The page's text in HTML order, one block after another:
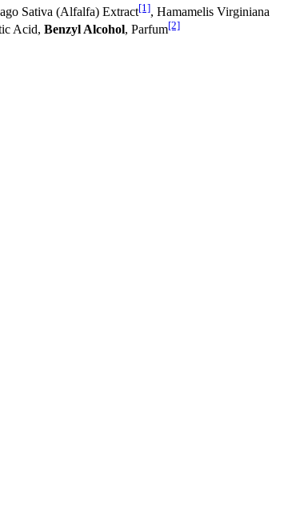
Sativa (Alfalfa) Extract[1], Hamamelis Virginiana
Acid, Benzyl Alcohol, Parfum[2]